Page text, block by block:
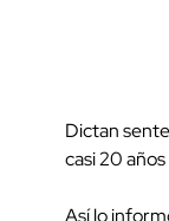
Dictan
casi 20
Así lo